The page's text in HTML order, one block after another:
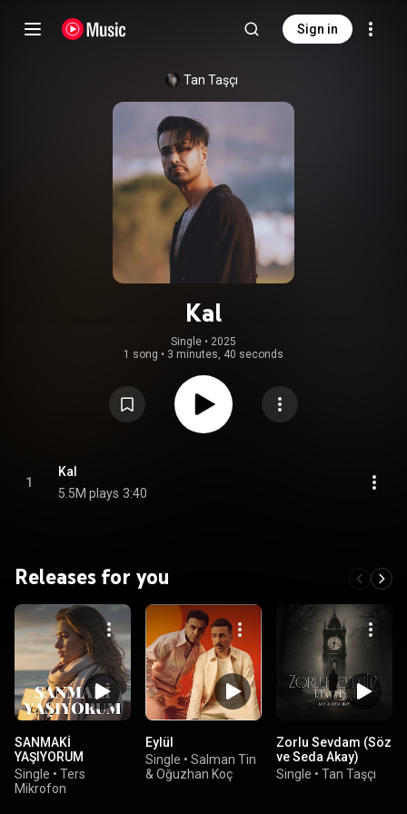
Sign in
Tan Taşçı
Kal
Single • 2025
1 song • 3 minutes, 40 seconds
1
Kal
5.5M plays 3:40
Releases for you
SANMAKİ
YAŞIYORUM
Single • Ters
Mikrofon
Eylül
Single • Salman Tin
& Oğuzhan Koç
Zorlu Sevdam (Söz
ve Seda Akay)
Single • Tan Taşçı